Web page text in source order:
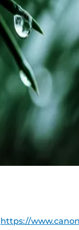
https://